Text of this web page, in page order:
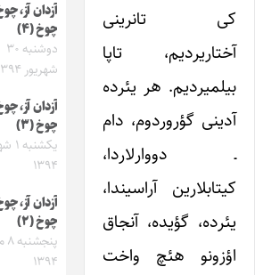
کی تانرینی
آختاریردیم، تاپا
بیلمیردیم. هر یئرده
آدینی گؤروردوم، دام
ـ دووارلاردا،
کیتابلارین آراسیندا،
یئرده، گؤیده، آنجاق
اؤزونو هئچ واخت
آزدان آز،
چوخ (۴)
دوشنبه ۳۰
شهریور ۱۳۹۴
آزدان آز،
چوخ (۳)
۱۳۹۴
آزدان آز،
چوخ (۲)
۱۳۹۴